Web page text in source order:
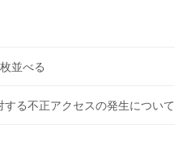
並べる
る不正アクセスの発生について